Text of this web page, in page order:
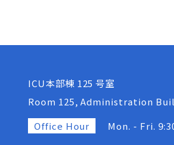
ICU本部棟 125 号室
Room 125, Administration
Office Hour
Mon. - Fri.